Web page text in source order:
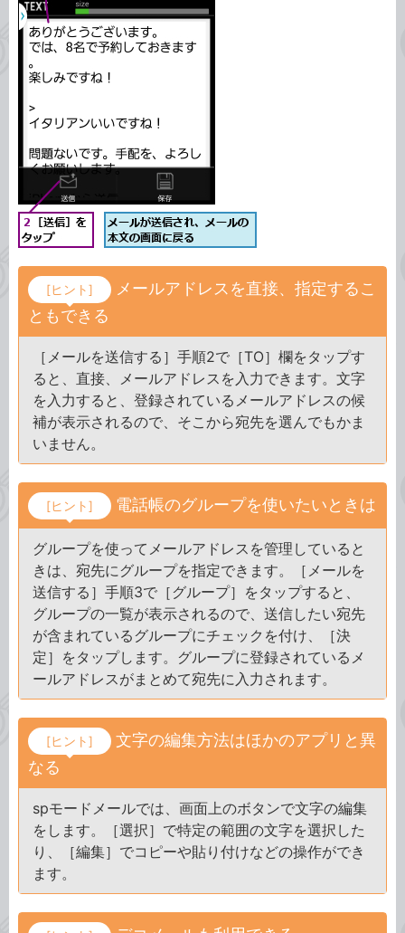
[ヒント]
メールアドレスを直接、指定するこ
ともできる
［メールを送信する］手順2で［TO］欄をタップす
ると、直接、メールアドレスを入力できます。文字
を入力すると、登録されているメールアドレスの候
補が表示されるので、そこから宛先を選んでもかま
いません。
[ヒント] 電話帳のグループを使いたいときは
グループを使ってメールアドレスを管理していると
きは、宛先にグループを指定できます。［メールを
送信する］手順3で［グループ］をタップすると、
グループの一覧が表示されるので、送信したい宛先
が含まれているグループにチェックを付け、［決
定］をタップします。グループに登録されているメ
ールアドレスがまとめて宛先に入力されます。
[ヒント]
文字の編集方法はほかのアプリと異
なる
spモードメールでは、画面上のボタンで文字の編集
をします。［選択］で特定の範囲の文字を選択した
り、［編集］でコピーや貼り付けなどの操作ができ
ます。